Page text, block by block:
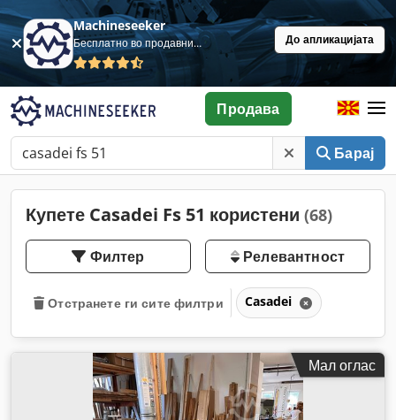
Machineseeker
Бесплатно во продавница До апликацијата
Барај
Продава
Купете Casadei Fs 51 користени (68)
Филтер Релевантност
Отстранете ги сите филтри Casadei
Мал оглас